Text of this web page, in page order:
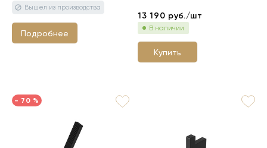
Подробнее
13 190 руб./шт
В наличии
Купить
- 70 %